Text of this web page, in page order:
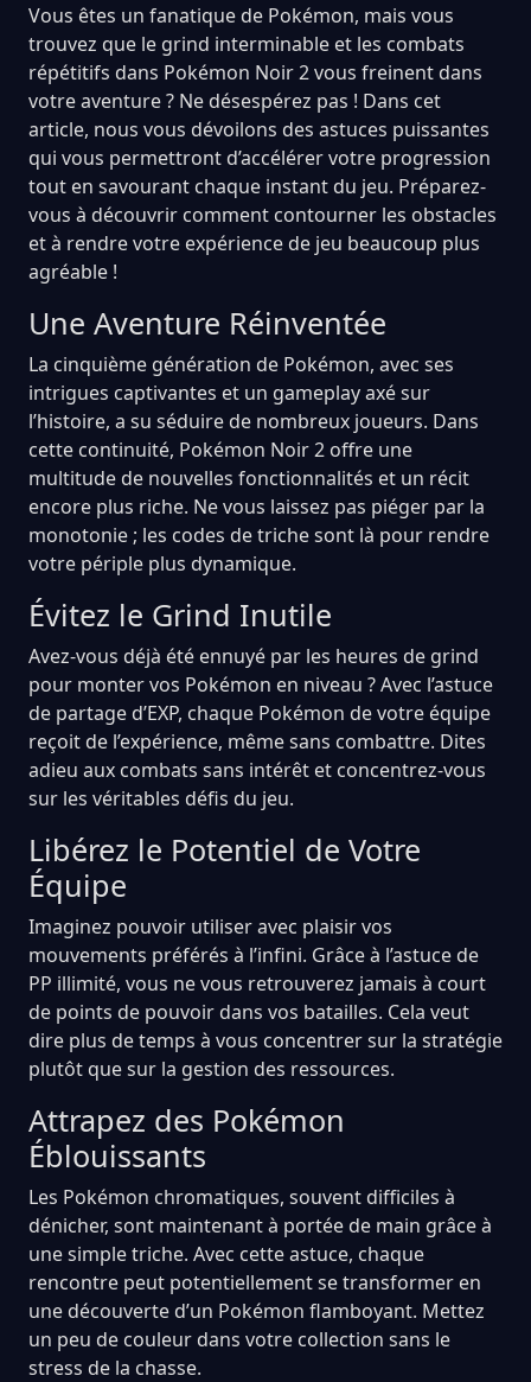
Vous êtes un fanatique de Pokémon, mais vous
trouvez que le grind interminable et les combats
répétitifs dans Pokémon Noir 2 vous freinent dans
votre aventure ? Ne désespérez pas ! Dans cet
article, nous vous dévoilons des astuces puissantes
qui vous permettront d’accélérer votre progression
tout en savourant chaque instant du jeu. Préparez-
vous à découvrir comment contourner les obstacles
et à rendre votre expérience de jeu beaucoup plus
agréable !
Une Aventure Réinventée
La cinquième génération de Pokémon, avec ses
intrigues captivantes et un gameplay axé sur
l’histoire, a su séduire de nombreux joueurs. Dans
cette continuité, Pokémon Noir 2 offre une
multitude de nouvelles fonctionnalités et un récit
encore plus riche. Ne vous laissez pas piéger par la
monotonie ; les codes de triche sont là pour rendre
votre périple plus dynamique.
Évitez le Grind Inutile
Avez-vous déjà été ennuyé par les heures de grind
pour monter vos Pokémon en niveau ? Avec l’astuce
de partage d’EXP, chaque Pokémon de votre équipe
reçoit de l’expérience, même sans combattre. Dites
adieu aux combats sans intérêt et concentrez-vous
sur les véritables défis du jeu.
Libérez le Potentiel de Votre
Équipe
Imaginez pouvoir utiliser avec plaisir vos
mouvements préférés à l’infini. Grâce à l’astuce de
PP illimité, vous ne vous retrouverez jamais à court
de points de pouvoir dans vos batailles. Cela veut
dire plus de temps à vous concentrer sur la stratégie
plutôt que sur la gestion des ressources.
Attrapez des Pokémon
Éblouissants
Les Pokémon chromatiques, souvent difficiles à
dénicher, sont maintenant à portée de main grâce à
une simple triche. Avec cette astuce, chaque
rencontre peut potentiellement se transformer en
une découverte d’un Pokémon flamboyant. Mettez
un peu de couleur dans votre collection sans le
stress de la chasse.